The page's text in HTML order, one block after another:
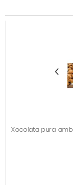
Xocolata pura amb